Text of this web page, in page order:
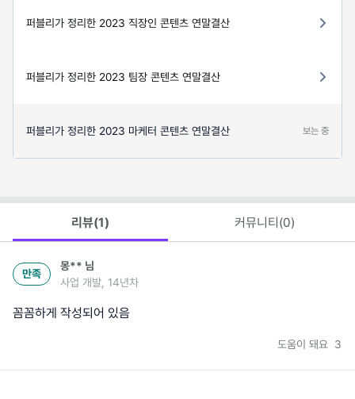
퍼블리가 정리한 2023 직장인 콘텐츠 연말결산
퍼블리가 정리한 2023 팀장 콘텐츠 연말결산
퍼블리가 정리한 2023 마케터 콘텐츠 연말결산 보는 중
리뷰(1) 커뮤니티(0)
만족
몽** 님
사업 개발, 14년차
꼼꼼하게 작성되어 있음
도움이 돼요 3